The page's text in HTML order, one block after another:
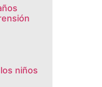
niños